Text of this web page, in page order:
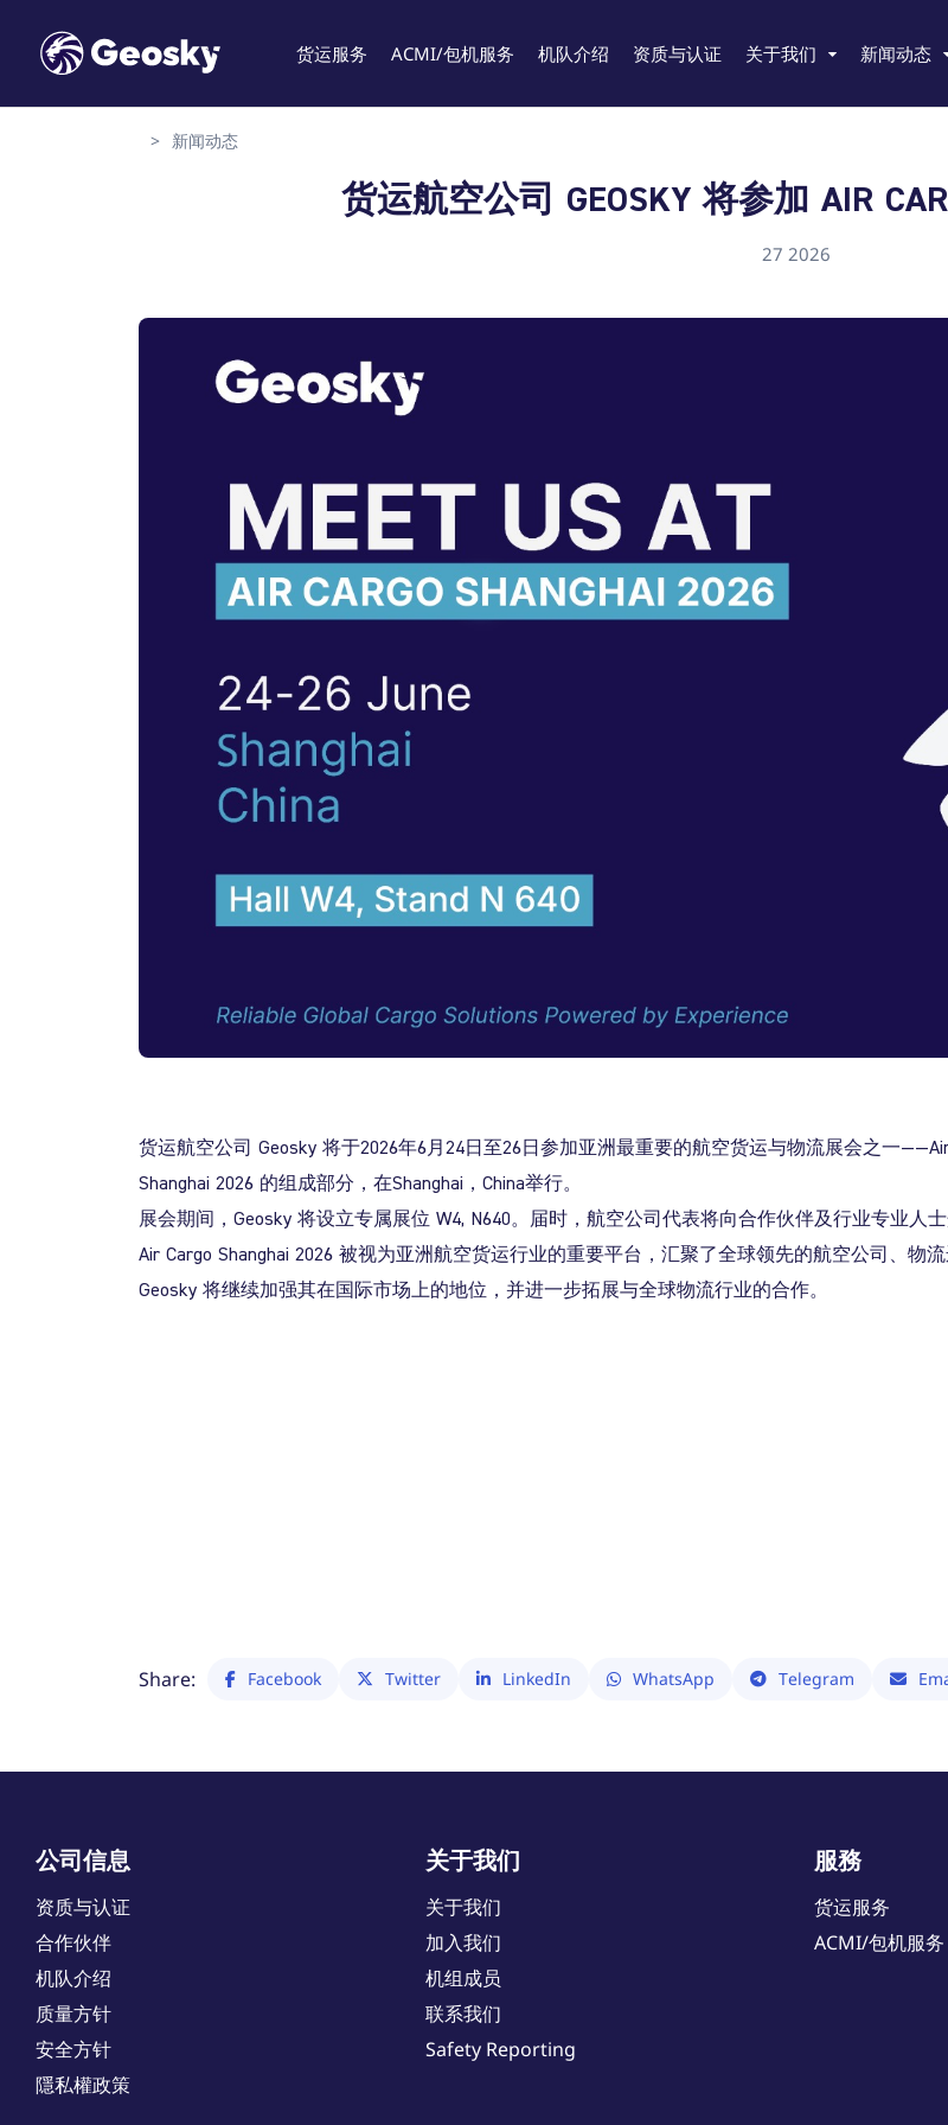
货运服务 ACMI/包机服务 机队介绍 资质与认证 关于我们 新闻动态
> 新闻动态
货运航空公司 GEOSKY 将参加 AIR
27 2026
货运航空公司 Geosky 将于2026年6月24日至26日参加亚洲最重要的航空货运与物流展会之一——
Shanghai 2026 的组成部分，在Shanghai ， China举行。
展会期间， Geosky 将设立专属展位 W4, N640。届时，航空公司代表将向合作伙伴及行业专业人
Air Cargo Shanghai 2026 被视为亚洲航空货运行业的重要平台，汇聚了全球领先的航空公司、物
Geosky 将继续加强其在国际市场上的地位，并进一步拓展与全球物流行业的合作。
Share: Facebook Twitter LinkedIn WhatsApp Telegram
公司信息
资质与认证
合作伙伴
机队介绍
质量方针
安全方针
隱私權政策
关于我们
关于我们
加入我们
机组成员
联系我们
Safety Reporting
服務
货运服务
ACMI/包机服务